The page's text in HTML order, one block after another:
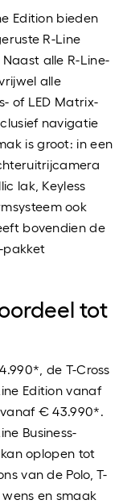
Edition bieden
R-Line
alle R-Line-
alle
of LED Matrix-
navigatie
is groot: in een
lak, Keyless
ook
bovendien de
pakket
tot
de T-Cross
Edition vanaf
vanaf € 43.990*.
Business-
oplopen tot
van de Polo, T-
wens en smaak